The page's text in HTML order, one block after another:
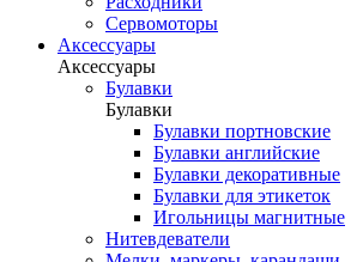
Сервомоторы
Аксессуары
Аксессуары
Булавки
Булавки
Булавки портновские
Булавки английские
Булавки декоративные
Булавки для этикеток
Игольницы магнитные
Нитевдеватели